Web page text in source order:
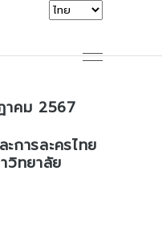
าคม 2567
การละครไทย
วิทยาลัย